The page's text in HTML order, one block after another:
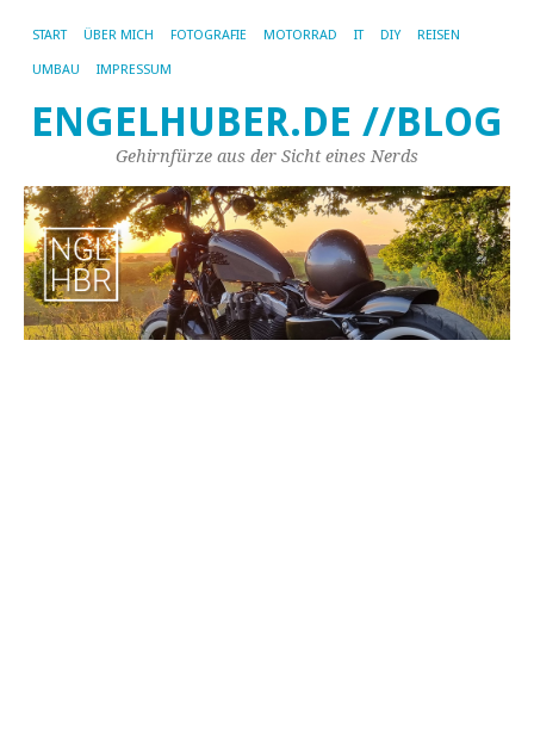
START ÜBER MICH FOTOGRAFIE MOTORRAD IT DIY REISEN
UMBAU IMPRESSUM
ENGELHUBER.DE //BLOG
Gehirnfürze aus der Sicht eines Nerds